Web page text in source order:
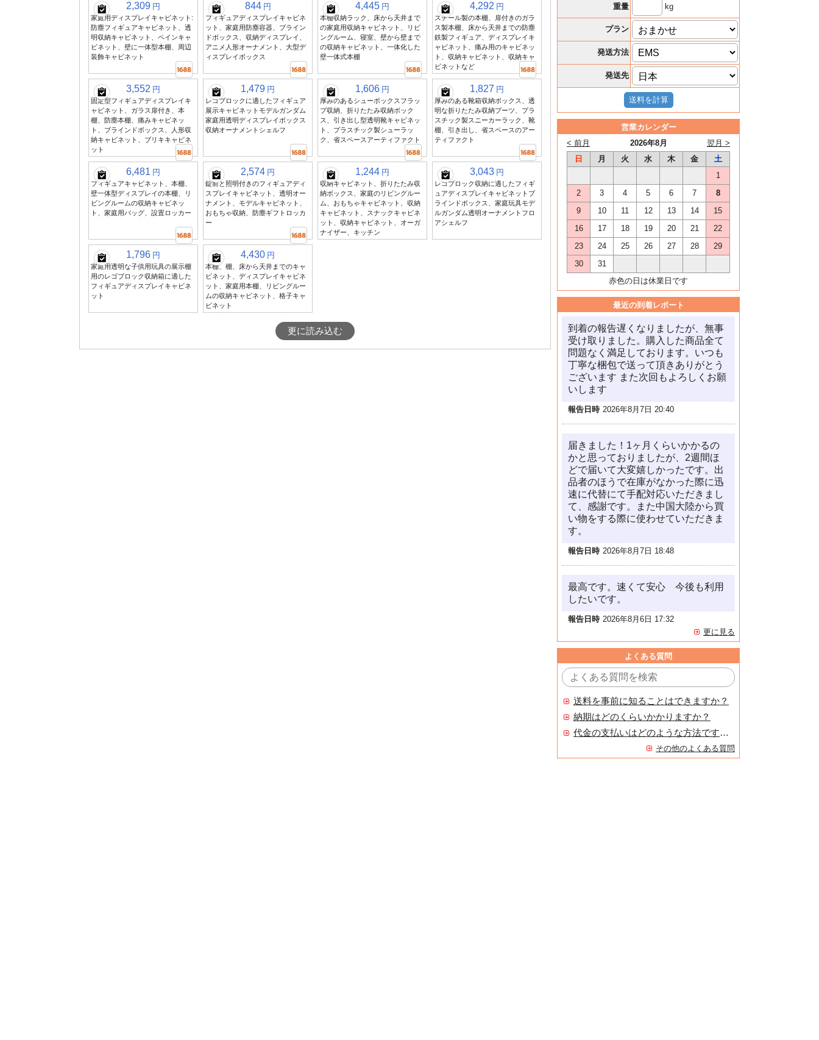
2,309 円
家庭用ディスプレイキャビネット:
防塵フィギュアキャビネット、透
明収納キャビネット、ペインキャ
ビネット、壁に一体型本棚、周辺
装飾キャビネット
844 円
フィギュアディスプレイキャビネ
ット、家庭用防塵容器、ブライン
ドボックス、収納ディスプレイ、
アニメ人形オーナメント、大型デ
ィスプレイボックス
4,445 円
本棚収納ラック、床から天井まで
の家庭用収納キャビネット、リビ
ングルーム、寝室、壁から壁まで
の収納キャビネット、一体化した
壁一体式本棚
4,292 円
スチール製の本棚、扉付きのガラ
ス製本棚、床から天井までの防塵
鉄製フィギュア、ディスプレイキ
ャビネット、痛み用のキャビネッ
ト、収納キャビネット、収納キャ
ビネットなど
3,552 円
固定型フィギュアディスプレイキ
ャビネット、ガラス扉付き、本
棚、防塵本棚、痛みキャビネッ
ト、ブラインドボックス、人形収
納キャビネット、ブリキキャビネ
ット
1,479 円
レゴブロックに適したフィギュア
展示キャビネットモデルガンダム
家庭用透明ディスプレイボックス
収納オーナメントシェルフ
1,606 円
厚みのあるシューボックスフラッ
プ収納、折りたたみ収納ボック
ス、引き出し型透明靴キャビネッ
ト、プラスチック製シューラッ
ク、省スペースアーティファクト
1,827 円
厚みのある靴箱収納ボックス、透
明な折りたたみ収納ブーツ、プラ
スチック製スニーカーラック、靴
棚、引き出し、省スペースのアー
ティファクト
6,481 円
フィギュアキャビネット、本棚、
壁一体型ディスプレイの本棚、リ
ビングルームの収納キャビネッ
ト、家庭用バッグ、設置ロッカー
2,574 円
錠前と照明付きのフィギュアディ
スプレイキャビネット、透明オー
ナメント、モデルキャビネット、
おもちゃ収納、防塵ギフトロッカ
ー
1,244 円
収納キャビネット、折りたたみ収
納ボックス、家庭のリビングルー
ム、おもちゃキャビネット、収納
キャビネット、スナックキャビネ
ット、収納キャビネット、オーガ
ナイザー、キッチン
3,043 円
レゴブロック収納に適したフィギ
ュアディスプレイキャビネットブ
ラインドボックス、家庭玩具モデ
ルガンダム透明オーナメントフロ
アシェルフ
1,796 円
家庭用透明な子供用玩具の展示棚
用のレゴブロック収納箱に適した
フィギュアディスプレイキャビネ
ット
4,430 円
本棚、棚、床から天井までのキャ
ビネット、ディスプレイキャビネ
ット、家庭用本棚、リビングルー
ムの収納キャビネット、格子キャ
ビネット
更に読み込む
重量
kg
プラン
発送方法
発送先
営業カレンダー
2026年8月
< 前月
翌月 >
日
月 火 水 木 金
土
1
2
3 4 5 6 7
8
9
10 11 12 13 14
15
16
17 18 19 20 21
22
23
24 25 26 27 28
29
30
31
赤色の日は休業日です
最近の到着レポート
到着の報告遅くなりましたが、無事
受け取りました。購入した商品全て
問題なく満足しております。いつも
丁寧な梱包で送って頂きありがとう
ございます また次回もよろしくお願
いします
報告日時 2026年8月7日 20:40
届きました！1ヶ月くらいかかるの
かと思っておりましたが、2週間ほ
どで届いて大変嬉しかったです。出
品者のほうで在庫がなかった際に迅
速に代替にて手配対応いただきまし
て、感謝です。また中国大陸から買
い物をする際に使わせていただきま
す。
報告日時 2026年8月7日 18:48
最高です。速くて安心 今後も利用
したいです。
報告日時 2026年8月6日 17:32
更に見る
よくある質問
送料を事前に知ることはできますか？
納期はどのくらいかかりますか？
代金の支払いはどのような方法ですか？
その他のよくある質問